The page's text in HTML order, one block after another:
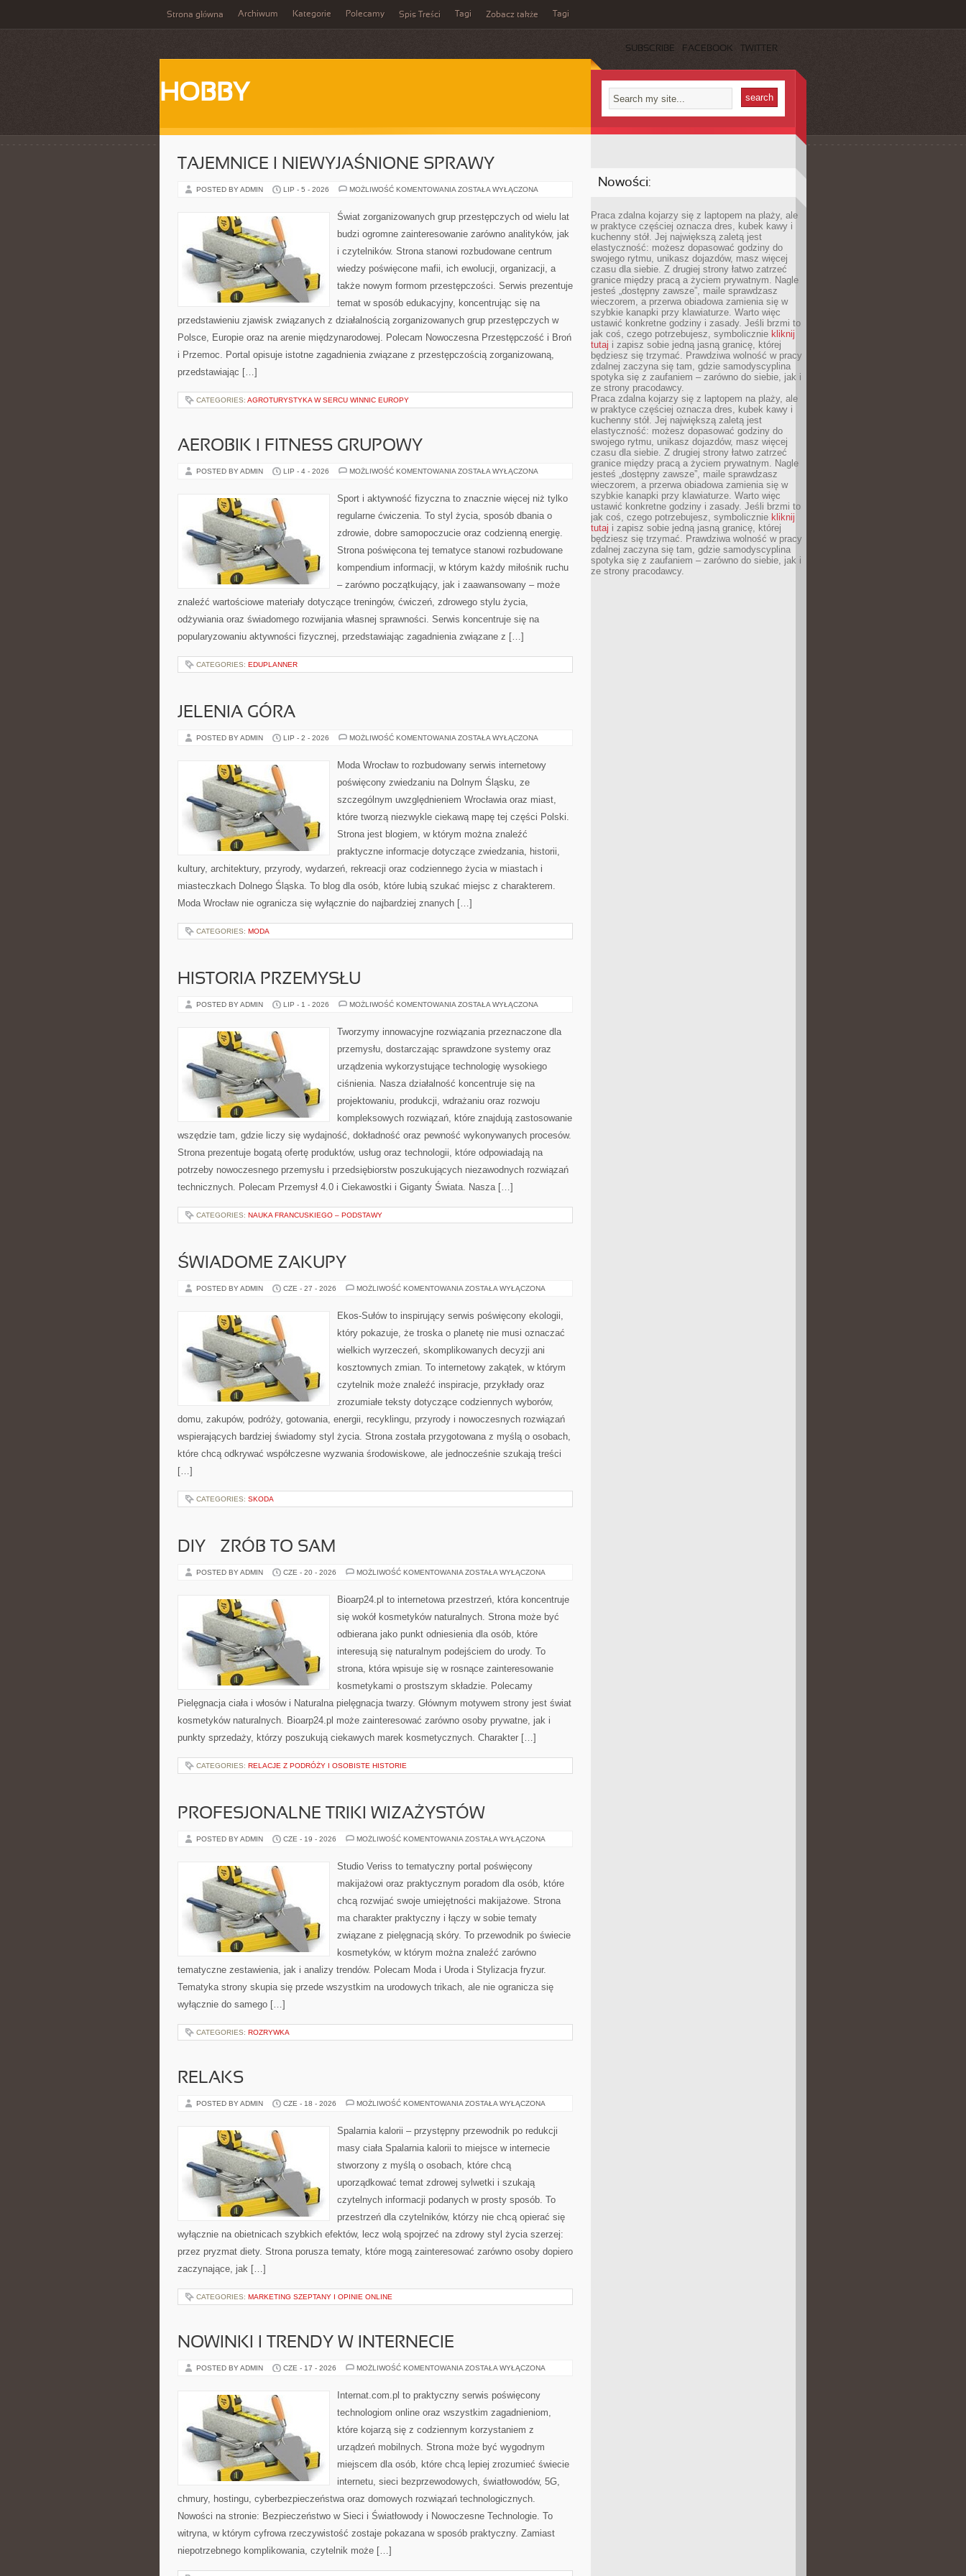
Strona główna Archiwum Kategorie Polecamy Spis Treści Tagi Zobacz także Tagi
SUBSCRIBE FACEBOOK TWITTER
HOBBY
TAJEMNICE I NIEWYJAŚNIONE SPRAWY
POSTED BY ADMIN LIP - 5 - 2026 MOŻLIWOŚĆ KOMENTOWANIA TAJEMNICE
SPRAWY
ZOSTAŁA WYŁĄCZONA
Świat zorganizowanych grup przestępczych od wielu lat
budzi ogromne zainteresowanie zarówno analityków, jak
i czytelników. Strona stanowi rozbudowane centrum
wiedzy poświęcone mafii, ich ewolucji, organizacji, a
także nowym formom przestępczości. Serwis prezentuje
temat w sposób edukacyjny, koncentrując się na
przedstawieniu zjawisk związanych z działalnością zorganizowanych grup przestępczych w
Polsce, Europie oraz na arenie międzynarodowej. Polecam Nowoczesna Przestępczość i Broń
i Przemoc. Portal opisuje istotne zagadnienia związane z przestępczością zorganizowaną,
przedstawiając […]
CATEGORIES: AGROTURYSTYKA W SERCU WINNIC EUROPY
AEROBIK I FITNESS GRUPOWY
POSTED BY ADMIN LIP - 4 - 2026 MOŻLIWOŚĆ KOMENTOWANIA AEROBIK
GRUPOWY
ZOSTAŁA WYŁĄCZONA
Sport i aktywność fizyczna to znacznie więcej niż tylko
regularne ćwiczenia. To styl życia, sposób dbania o
zdrowie, dobre samopoczucie oraz codzienną energię.
Strona poświęcona tej tematyce stanowi rozbudowane
kompendium informacji, w którym każdy miłośnik ruchu
– zarówno początkujący, jak i zaawansowany – może
znaleźć wartościowe materiały dotyczące treningów, ćwiczeń, zdrowego stylu życia,
odżywiania oraz świadomego rozwijania własnej sprawności. Serwis koncentruje się na
popularyzowaniu aktywności fizycznej, przedstawiając zagadnienia związane z […]
CATEGORIES: EDUPLANNER
JELENIA GÓRA
POSTED BY ADMIN LIP - 2 - 2026 MOŻLIWOŚĆ KOMENTOWANIA JELENIA
ZOSTAŁA WYŁĄCZONA
Moda Wrocław to rozbudowany serwis internetowy
poświęcony zwiedzaniu na Dolnym Śląsku, ze
szczególnym uwzględnieniem Wrocławia oraz miast,
które tworzą niezwykle ciekawą mapę tej części Polski.
Strona jest blogiem, w którym można znaleźć
praktyczne informacje dotyczące zwiedzania, historii,
kultury, architektury, przyrody, wydarzeń, rekreacji oraz codziennego życia w miastach i
miasteczkach Dolnego Śląska. To blog dla osób, które lubią szukać miejsc z charakterem.
Moda Wrocław nie ogranicza się wyłącznie do najbardziej znanych […]
CATEGORIES: MODA
HISTORIA PRZEMYSŁU
POSTED BY ADMIN LIP - 1 - 2026 MOŻLIWOŚĆ KOMENTOWANIA HISTORIA
ZOSTAŁA WYŁĄCZONA
Tworzymy innowacyjne rozwiązania przeznaczone dla
przemysłu, dostarczając sprawdzone systemy oraz
urządzenia wykorzystujące technologię wysokiego
ciśnienia. Nasza działalność koncentruje się na
projektowaniu, produkcji, wdrażaniu oraz rozwoju
kompleksowych rozwiązań, które znajdują zastosowanie
wszędzie tam, gdzie liczy się wydajność, dokładność oraz pewność wykonywanych procesów.
Strona prezentuje bogatą ofertę produktów, usług oraz technologii, które odpowiadają na
potrzeby nowoczesnego przemysłu i przedsiębiorstw poszukujących niezawodnych rozwiązań
technicznych. Polecam Przemysł 4.0 i Ciekawostki i Giganty Świata. Nasza […]
CATEGORIES: NAUKA FRANCUSKIEGO – PODSTAWY
ŚWIADOME ZAKUPY
POSTED BY ADMIN CZE - 27 - 2026 MOŻLIWOŚĆ KOMENTOWANIA ŚWIADOME
ZOSTAŁA WYŁĄCZONA
Ekos-Sułów to inspirujący serwis poświęcony ekologii,
który pokazuje, że troska o planetę nie musi oznaczać
wielkich wyrzeczeń, skomplikowanych decyzji ani
kosztownych zmian. To internetowy zakątek, w którym
czytelnik może znaleźć inspiracje, przykłady oraz
zrozumiałe teksty dotyczące codziennych wyborów,
domu, zakupów, podróży, gotowania, energii, recyklingu, przyrody i nowoczesnych rozwiązań
wspierających bardziej świadomy styl życia. Strona została przygotowana z myślą o osobach,
które chcą odkrywać współczesne wyzwania środowiskowe, ale jednocześnie szukają treści
[…]
CATEGORIES: SKODA
DIY – ZRÓB TO SAM
POSTED BY ADMIN CZE - 20 - 2026 MOŻLIWOŚĆ KOMENTOWANIA DIY
TO
SAM
ZOSTAŁA WYŁĄCZONA
Bioarp24.pl to internetowa przestrzeń, która koncentruje
się wokół kosmetyków naturalnych. Strona może być
odbierana jako punkt odniesienia dla osób, które
interesują się naturalnym podejściem do urody. To
strona, która wpisuje się w rosnące zainteresowanie
kosmetykami o prostszym składzie. Polecamy
Pielęgnacja ciała i włosów i Naturalna pielęgnacja twarzy. Głównym motywem strony jest świat
kosmetyków naturalnych. Bioarp24.pl może zainteresować zarówno osoby prywatne, jak i
punkty sprzedaży, którzy poszukują ciekawych marek kosmetycznych. Charakter […]
CATEGORIES: RELACJE Z PODRÓŻY I OSOBISTE HISTORIE
PROFESJONALNE TRIKI WIZAŻYSTÓW
POSTED BY ADMIN CZE - 19 - 2026 MOŻLIWOŚĆ KOMENTOWANIA PROFESJONALNE
ZOSTAŁA WYŁĄCZONA
Studio Veriss to tematyczny portal poświęcony
makijażowi oraz praktycznym poradom dla osób, które
chcą rozwijać swoje umiejętności makijażowe. Strona
ma charakter praktyczny i łączy w sobie tematy
związane z pielęgnacją skóry. To przewodnik po świecie
kosmetyków, w którym można znaleźć zarówno
tematyczne zestawienia, jak i analizy trendów. Polecam Moda i Uroda i Stylizacja fryzur.
Tematyka strony skupia się przede wszystkim na urodowych trikach, ale nie ogranicza się
wyłącznie do samego […]
CATEGORIES: ROZRYWKA
RELAKS
POSTED BY ADMIN CZE - 18 - 2026 MOŻLIWOŚĆ KOMENTOWANIA RELAKS
ZOSTAŁA WYŁĄCZONA
Spalarnia kalorii – przystępny przewodnik po redukcji
masy ciała Spalarnia kalorii to miejsce w internecie
stworzony z myślą o osobach, które chcą
uporządkować temat zdrowej sylwetki i szukają
czytelnych informacji podanych w prosty sposób. To
przestrzeń dla czytelników, którzy nie chcą opierać się
wyłącznie na obietnicach szybkich efektów, lecz wolą spojrzeć na zdrowy styl życia szerzej:
przez pryzmat diety. Strona porusza tematy, które mogą zainteresować zarówno osoby dopiero
zaczynające, jak […]
CATEGORIES: MARKETING SZEPTANY I OPINIE ONLINE
NOWINKI I TRENDY W INTERNECIE
POSTED BY ADMIN CZE - 17 - 2026 MOŻLIWOŚĆ KOMENTOWANIA NOWINKI
INTERNECIE
ZOSTAŁA WYŁĄCZONA
Internat.com.pl to praktyczny serwis poświęcony
technologiom online oraz wszystkim zagadnieniom,
które kojarzą się z codziennym korzystaniem z
urządzeń mobilnych. Strona może być wygodnym
miejscem dla osób, które chcą lepiej zrozumieć świecie
internetu, sieci bezprzewodowych, światłowodów, 5G,
chmury, hostingu, cyberbezpieczeństwa oraz domowych rozwiązań technologicznych.
Nowości na stronie: Bezpieczeństwo w Sieci i Światłowody i Nowoczesne Technologie. To
witryna, w którym cyfrowa rzeczywistość zostaje pokazana w sposób praktyczny. Zamiast
niepotrzebnego komplikowania, czytelnik może […]
Nowości:
Praca zdalna kojarzy się z laptopem na plaży, ale
w praktyce częściej oznacza dres, kubek kawy i
kuchenny stół. Jej największą zaletą jest
elastyczność: możesz dopasować godziny do
swojego rytmu, unikasz dojazdów, masz więcej
czasu dla siebie. Z drugiej strony łatwo zatrzeć
granice między pracą a życiem prywatnym. Nagle
jesteś „dostępny zawsze”, maile sprawdzasz
wieczorem, a przerwa obiadowa zamienia się w
szybkie kanapki przy klawiaturze. Warto więc
ustawić konkretne godziny i zasady. Jeśli brzmi to
jak coś, czego potrzebujesz, symbolicznie kliknij
tutaj i zapisz sobie jedną jasną granicę, której
będziesz się trzymać. Prawdziwa wolność w pracy
zdalnej zaczyna się tam, gdzie samodyscyplina
spotyka się z zaufaniem – zarówno do siebie, jak i
ze strony pracodawcy.
Praca zdalna kojarzy się z laptopem na plaży, ale
w praktyce częściej oznacza dres, kubek kawy i
kuchenny stół. Jej największą zaletą jest
elastyczność: możesz dopasować godziny do
swojego rytmu, unikasz dojazdów, masz więcej
czasu dla siebie. Z drugiej strony łatwo zatrzeć
granice między pracą a życiem prywatnym. Nagle
jesteś „dostępny zawsze”, maile sprawdzasz
wieczorem, a przerwa obiadowa zamienia się w
szybkie kanapki przy klawiaturze. Warto więc
ustawić konkretne godziny i zasady. Jeśli brzmi to
jak coś, czego potrzebujesz, symbolicznie kliknij
tutaj i zapisz sobie jedną jasną granicę, której
będziesz się trzymać. Prawdziwa wolność w pracy
zdalnej zaczyna się tam, gdzie samodyscyplina
spotyka się z zaufaniem – zarówno do siebie, jak i
ze strony pracodawcy.